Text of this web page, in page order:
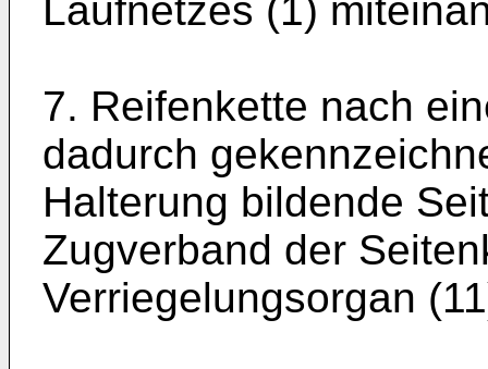
Laufnetzes (1)
7. Reifenkette nach
dadurch
Halterung bildende
Zugverband der
Verriegelungsorgan